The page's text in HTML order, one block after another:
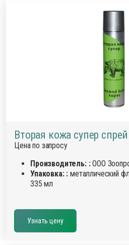
Вторая кожа супер
Цена по запросу
Производитель: :ООО
Упаковка: : металлический
335 мл
Узнать цену